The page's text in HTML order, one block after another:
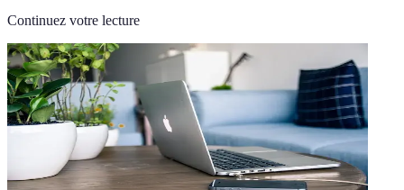
Continuez votre lecture